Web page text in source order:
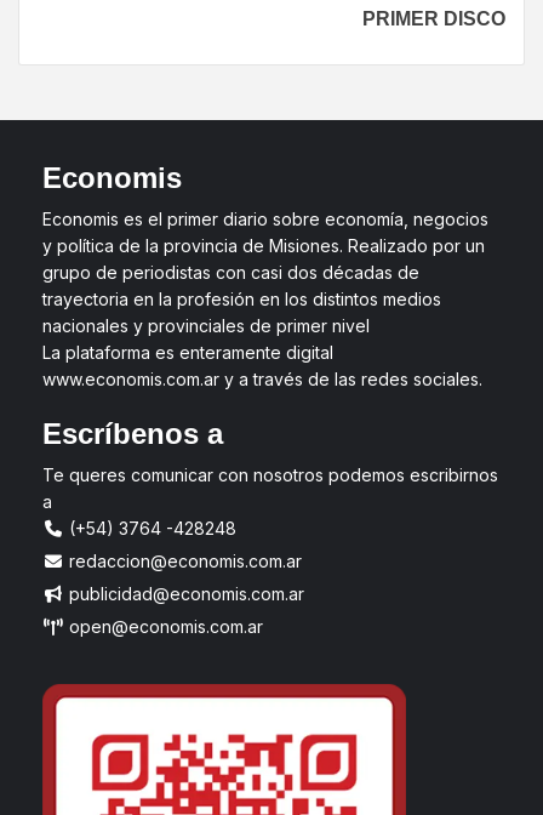
PRIMER DISCO
Economis
Economis es el primer diario sobre economía, negocios
y política de la provincia de Misiones. Realizado por un
grupo de periodistas con casi dos décadas de
trayectoria en la profesión en los distintos medios
nacionales y provinciales de primer nivel
La plataforma es enteramente digital
www.economis.com.ar y a través de las redes sociales.
Escríbenos a
Te queres comunicar con nosotros podemos escribirnos
a
(+54) 3764 -428248
redaccion@economis.com.ar
publicidad@economis.com.ar
open@economis.com.ar